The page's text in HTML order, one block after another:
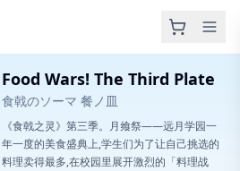
Food Wars! The Third Plate
食戟のソーマ 餐ノ皿
《食戟之灵》第三季。月飨祭——远月学园一
年一度的美食盛典上,学生们为了让自己挑选的
料理卖得最多,在校园里展开激烈的「料理战